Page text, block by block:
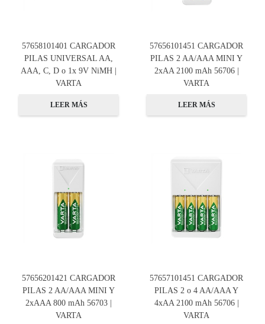
57658101401 CARGADOR
PILAS UNIVERSAL AA,
AAA, C, D o 1x 9V NiMH |
VARTA
LEER MÁS
57656101451 CARGADOR
PILAS 2 AA/AAA MINI Y
2xAA 2100 mAh 56706 |
VARTA
LEER MÁS
57656201421 CARGADOR
PILAS 2 AA/AAA MINI Y
2xAAA 800 mAh 56703 |
VARTA
57657101451 CARGADOR
PILAS 2 o 4 AA/AAA Y
4xAA 2100 mAh 56706 |
VARTA